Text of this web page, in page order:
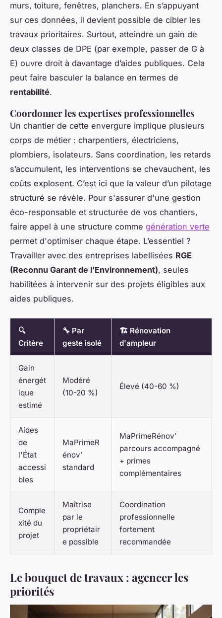
murs, toiture, fenêtres, planchers. En s’appuyant
sur ces données, il devient possible de cibler les
travaux prioritaires. Surtout, atteindre un gain de
deux classes de DPE (par exemple, passer de G à
E) ouvre droit à davantage d’aides publiques. Cela
peut faire basculer la balance en termes de
rentabilité.
Coordonner les expertises professionnelles
Un chantier de cette envergure implique plusieurs
corps de métier : charpentiers, électriciens,
plombiers, isolateurs. Sans coordination, les retards
s’accumulent, les interventions se chevauchent, les
coûts explosent. C’est ici que la valeur d’un pilotage
structuré se révèle. Pour s'assurer d'une gestion
éco-responsable et structurée de vos chantiers,
faire appel à une structure comme génération verte
permet d'optimiser chaque étape. L’essentiel ?
Travailler avec des entreprises labellisées RGE
(Reconnu Garant de l’Environnement), seules
habilitées à intervenir sur des projets éligibles aux
aides publiques.
🔍
Critère
🔧 Par
geste isolé
🏗️ Rénovation
d'ampleur
Gain
énergét
ique
estimé
Modéré
(10-20 %)
Élevé (40-60 %)
Aides
de
l'État
accessi
bles
MaPrimeR
énov’
standard
MaPrimeRénov’
parcours accompagné
+ primes
complémentaires
Comple
xité du
projet
Maîtrise
par le
propriétair
e possible
Coordination
professionnelle
fortement
recommandée
Le bouquet de travaux : agencer les
priorités